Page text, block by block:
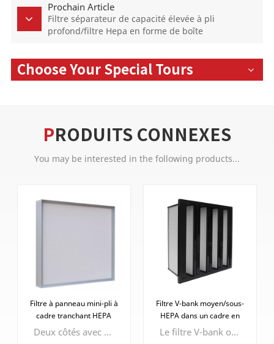
Prochain Article
Filtre séparateur de capacité élevée à pli
profond/filtre Hepa en forme de boîte
Choose Your Special Tours
PRODUITS CONNEXES
You may be interested in the following products...
Filtre à panneau mini-pli à
cadre tranchant HEPA
Deux côtés avec protection faciale époxy pour protéger le média filtrant
Filtre V-bank moyen/sous-
HEPA dans un cadre en
plastique
Le filtre V-bank offre des avantages tels qu'une surface accrue, une capacité de rétention de poussière élevée, une faible résistance au flux d'air et une efficacité personnalisable.